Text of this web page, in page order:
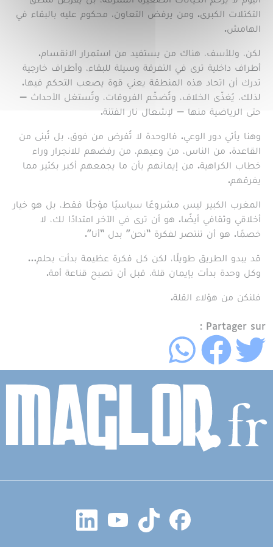
التكتلات الكبرى. ومن يرفض التعاون، محكوم عليه بالبقاء في
الهامش.
لكن، وللأسف، هناك من يستفيد من استمرار الانقسام.
أطراف داخلية ترى في التفرقة وسيلة للبقاء، وأطراف خارجية
تدرك أن اتحاد هذه المنطقة يعني قوة يصعب التحكم فيها.
لذلك، يُغذّى الخلاف، وتُضخّم الفروقات، وتُستغل الأحداث —
حتى الرياضية منها — لإشعال نار الفتنة.
وهنا يأتي دور الوعي. فالوحدة لا تُفرض من فوق، بل تُبنى من
القاعدة. من الناس، من وعيهم، من رفضهم للانجرار وراء
خطاب الكراهية. من إيمانهم بأن ما يجمعهم أكبر بكثير مما
يفرقهم.
المغرب الكبير ليس مشروعًا سياسيًا مؤجلًا فقط، بل هو خيار
أخلاقي وثقافي أيضًا. هو أن ترى في الآخر امتدادًا لك، لا
خصمًا. هو أن تنتصر لفكرة “نحن” بدل “أنا”.
قد يبدو الطريق طويلًا، لكن كل فكرة عظيمة بدأت بحلم…
وكل وحدة بدأت بإيمان قلة، قبل أن تصبح قناعة أمة.
فلنكن من هؤلاء القلة.
Partager sur :